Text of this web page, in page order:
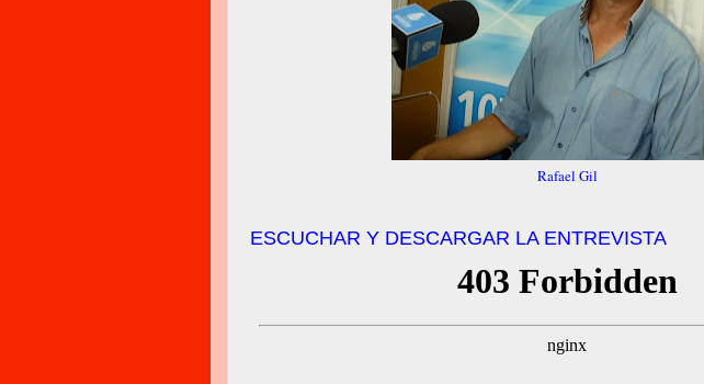
Rafael Gil
ESCUCHAR Y DESCARGAR LA ENTREVISTA